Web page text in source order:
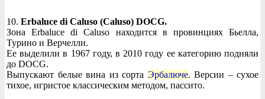
10. Erbaluce di Caluso (Caluso) DOCG.
Зона Erbaluce di Caluso находится в провинциях Бьелла,
Турино и Верчелли.
Ее выделили в 1967 году, в 2010 году ее категорию подняли
до DOCG.
Выпускают белые вина из сорта Эрбалюче. Версии – сухое
тихое, игристое классическим методом, пассито.